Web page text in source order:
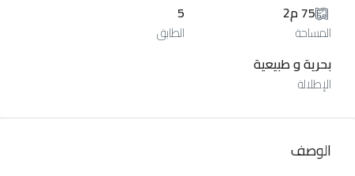
75 م2
المساحة
5
الطابق
بحرية و طبيعية
الإطلالة
الوصف